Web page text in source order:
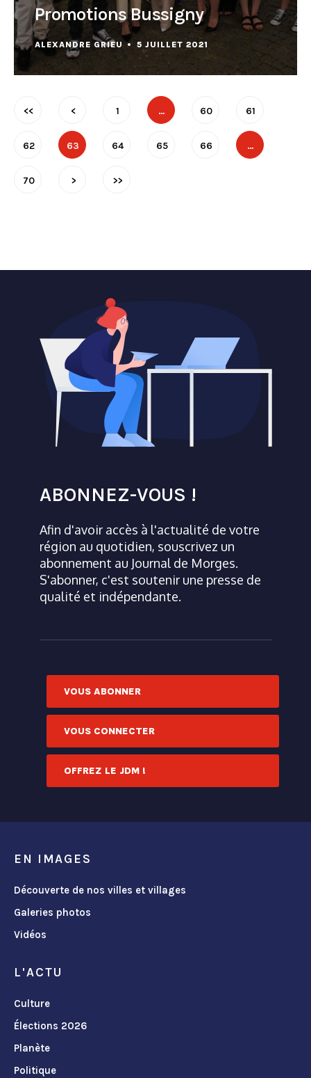
Promotions Bussigny
ALEXANDRE GRIEU 5 JUILLET 2021
<< < 1 … 60 61
62 63 64 65 66 …
70 > >>
ABONNEZ-VOUS !
Afin d'avoir accès à l'actualité de votre
région au quotidien, souscrivez un
abonnement au Journal de Morges.
S'abonner, c'est soutenir une presse de
qualité et indépendante.
VOUS ABONNER
VOUS CONNECTER
OFFREZ LE JDM !
EN IMAGES
Découverte de nos villes et villages
Galeries photos
Vidéos
L'ACTU
Culture
Élections 2026
Planète
Politique